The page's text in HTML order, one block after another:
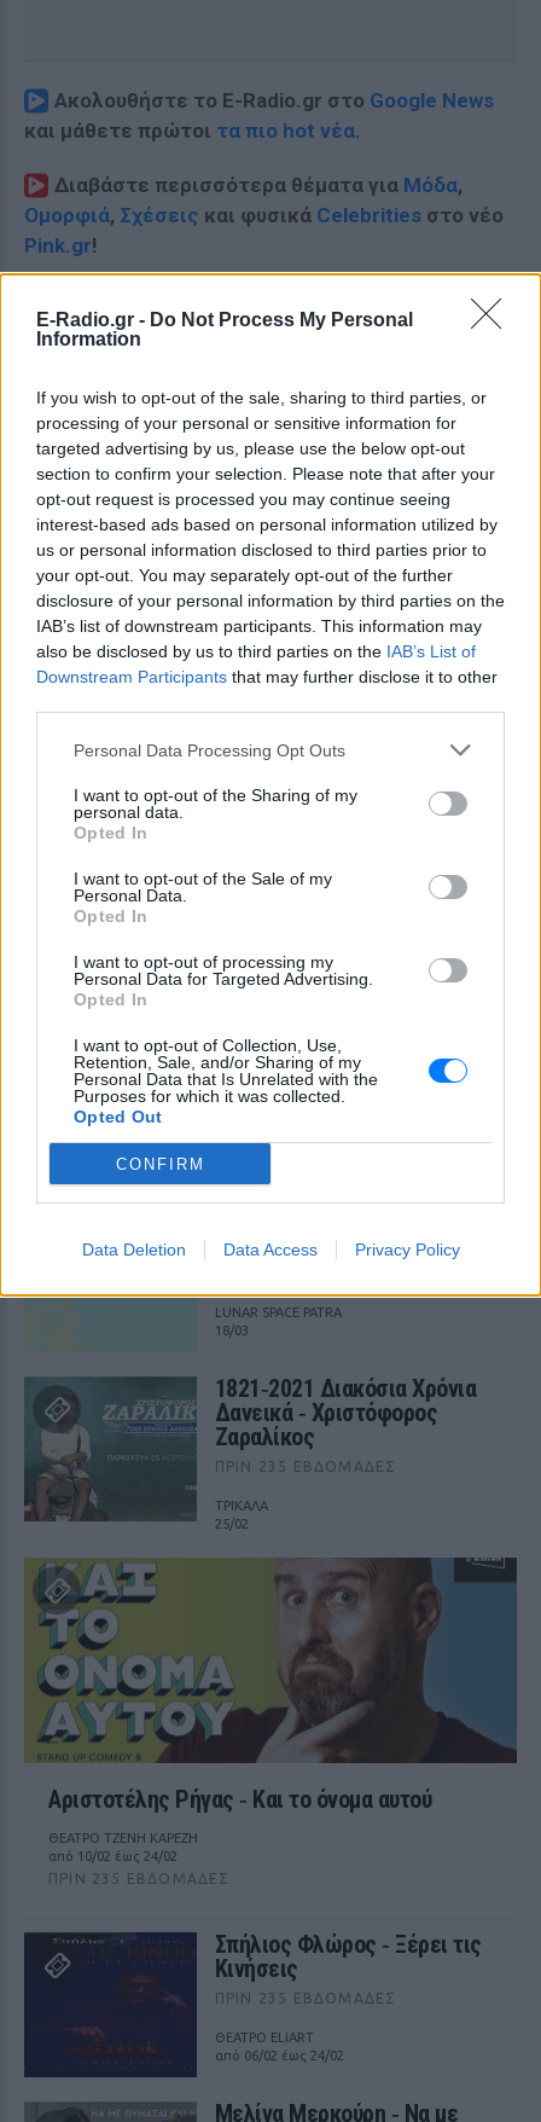
E-Radio.gr - Do Not Process My Personal
Information
If you wish to opt-out of the sale, sharing to third parties, or
processing of your personal or sensitive information for
targeted advertising by us, please use the below opt-out
section to confirm your selection. Please note that after your
opt-out request is processed you may continue seeing
interest-based ads based on personal information utilized by
us or personal information disclosed to third parties prior to
your opt-out. You may separately opt-out of the further
disclosure of your personal information by third parties on the
IAB’s list of downstream participants. This information may
also be disclosed by us to third parties on the IAB’s List of
Downstream Participants that may further disclose it to other
Personal Data Processing Opt Outs
I want to opt-out of the Sharing of my
personal data.
Opted In
I want to opt-out of the Sale of my
Personal Data.
Opted In
I want to opt-out of processing my
Personal Data for Targeted Advertising.
Opted In
I want to opt-out of Collection, Use,
Retention, Sale, and/or Sharing of my
Personal Data that Is Unrelated with the
Purposes for which it was collected.
Opted Out
CONFIRM
Data Deletion Data Access Privacy Policy
Ακολουθήστε το E-Radio.gr στο Google News
και μάθετε πρώτοι τα πιο hot νέα.
Διαβάστε περισσότερα θέματα για Μόδα,
Ομορφιά, Σχέσεις και φυσικά Celebrities στο νέο
Pink.gr!
Ακολουθήστε το E-Radio.gr και στο Instagram
ΔΕΙΤΕ ΕΠΙΣΗΣ
ΣΤΗΝ ΙΔΙΑ ΚΑΤΗΓΟΡΙΑ
Η Ευρώπη εξερευνά το
Διάστημα
ΠΡΙΝ 233 ΕΒΔΟΜΆΔΕΣ
ΝΟΗΣΙΣ
Δανεικά
LUNAR SPACE PATRA
18/03
1821‑2021 Διακόσια Χρόνια
Δανεικά ‑ Χριστόφορος
Ζαραλίκος
ΠΡΙΝ 235 ΕΒΔΟΜΆΔΕΣ
ΤΡΙΚΑΛΑ
25/02
Αριστοτέλης Ρήγας ‑ Kαι το όνομα αυτού
ΘΕΑΤΡΟ ΤΖΕΝΗ ΚΑΡΕΖΗ
από 10/02 έως 24/02
ΠΡΙΝ 235 ΕΒΔΟΜΆΔΕΣ
Σπήλιος Φλώρος ‑ Ξέρει τις
Κινήσεις
ΠΡΙΝ 235 ΕΒΔΟΜΆΔΕΣ
ΘΕΑΤΡΟ ELIART
από 06/02 έως 24/02
Μελίνα Μερκούρη ‑ Να με